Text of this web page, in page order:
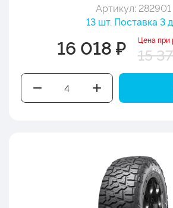
Артикул: 282901
13 шт. Поставка 3
16 018 ₽ Цена при
15